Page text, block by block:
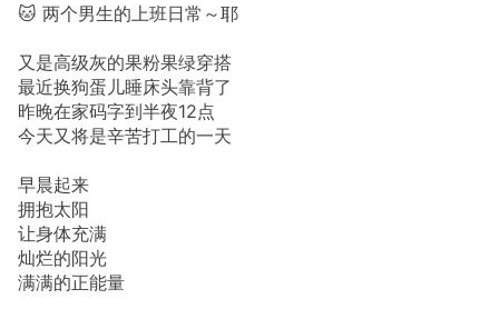
🐱 两个男生的上班日常～耶
又是高级灰的果粉果绿穿搭
最近换狗蛋儿睡床头靠背了
昨晚在家码字到半夜12点
今天又将是辛苦打工的一天
早晨起来
拥抱太阳
让身体充满
灿烂的阳光
满满的正能量